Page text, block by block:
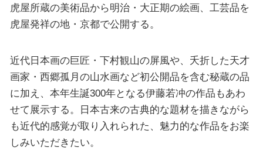
虎屋所蔵の美術品から明治・大正期の絵画、工芸品を
虎屋発祥の地・京都で公開する。
近代日本画の巨匠・下村観山の屏風や、夭折した天才
画家・西郷孤月の山水画など初公開品を含む秘蔵の品
に加え、本年生誕300年となる伊藤若冲の作品もあわ
せて展示する。日本古来の古典的な題材を描きながら
も近代的感覚が取り入れられた、魅力的な作品をお楽
しみいただきたい。